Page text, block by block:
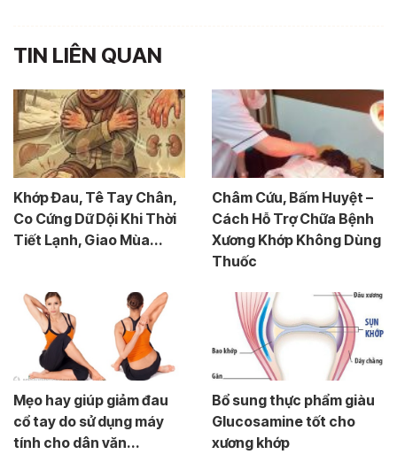
TIN LIÊN QUAN
Khớp Đau, Tê Tay Chân,
Co Cứng Dữ Dội Khi Thời
Tiết Lạnh, Giao Mùa...
Châm Cứu, Bấm Huyệt –
Cách Hỗ Trợ Chữa Bệnh
Xương Khớp Không Dùng
Thuốc
Mẹo hay giúp giảm đau
cổ tay do sử dụng máy
tính cho dân văn...
Bổ sung thực phẩm giàu
Glucosamine tốt cho
xương khớp